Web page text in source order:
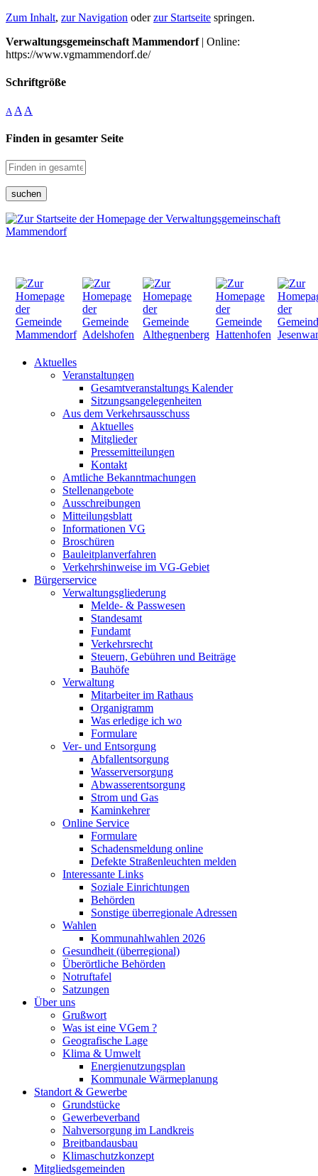
Zum Inhalt, zur Navigation oderzur Startseite springen.
Verwaltungsgemeinschaft Mammendorf| Online:
https://www.vgmammendorf.de/
Schriftgröße
A A A
Finden in gesamter Seite
suchen
Aktuelles
Veranstaltungen
Gesamtveranstaltungs Kalender
Sitzungsangelegenheiten
Aus dem Verkehrsausschuss
Aktuelles
Mitglieder
Pressemitteilungen
Kontakt
Amtliche Bekanntmachungen
Stellenangebote
Ausschreibungen
Mitteilungsblatt
Informationen VG
Broschüren
Bauleitplanverfahren
Verkehrshinweise im VG-Gebiet
Bürgerservice
Verwaltungsgliederung
Melde- & Passwesen
Standesamt
Fundamt
Verkehrsrecht
Steuern, Gebühren und Beiträge
Bauhöfe
Verwaltung
Mitarbeiter im Rathaus
Organigramm
Was erledige ich wo
Formulare
Ver- und Entsorgung
Abfallentsorgung
Wasserversorgung
Abwasserentsorgung
Strom und Gas
Kaminkehrer
Online Service
Formulare
Schadensmeldung online
Defekte Straßenleuchten melden
Interessante Links
Soziale Einrichtungen
Behörden
Sonstige überregionale Adressen
Wahlen
Kommunahlwahlen 2026
Gesundheit (überregional)
Überörtliche Behörden
Notruftafel
Satzungen
Über uns
Grußwort
Was ist eine VGem ?
Geografische Lage
Klima & Umwelt
Energienutzungsplan
Kommunale Wärmeplanung
Standort & Gewerbe
Grundstücke
Gewerbeverband
Nahversorgung im Landkreis
Breitbandausbau
Klimaschutzkonzept
Mitgliedsgemeinden